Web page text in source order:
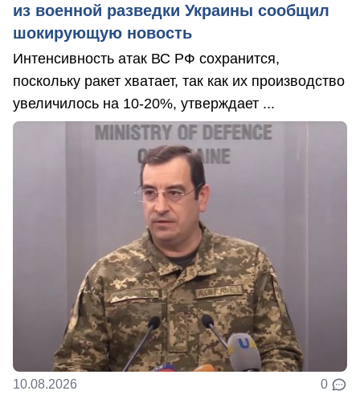
из военной разведки Украины сообщил
шокирующую новость
Интенсивность атак ВС РФ сохранится,
поскольку ракет хватает, так как их производство
увеличилось на 10-20%, утверждает ...
10.08.2026 0